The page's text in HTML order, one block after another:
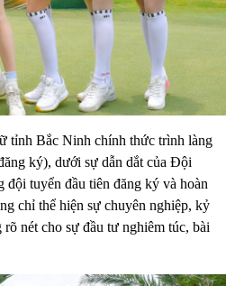
tỉnh Bắc Ninh chính thức trình làng
ký), dưới sự dẫn dắt của Đội
tuyển đầu tiên đăng ký và hoàn
chỉ thể hiện sự chuyên nghiệp, kỷ
nét cho sự đầu tư nghiêm túc, bài